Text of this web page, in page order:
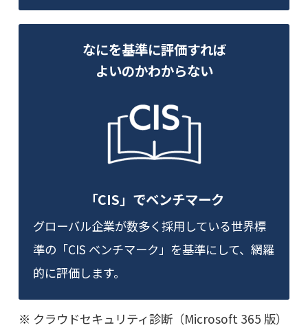
なにを基準に評価すれば
よいのかわからない
「CIS」でベンチマーク
グローバル企業が数多く採用している世界標
準の「CIS ベンチマーク」を基準にして、網羅
的に評価します。
クラウドセキュリティ診断（Microsoft 365 版）